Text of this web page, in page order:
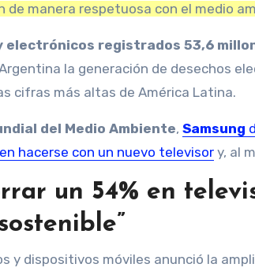
manera respetuosa con el medio
registrados 53,6
la generación de desechos
cifras más altas de América Latina.
del Medio Ambiente, Samsung
hacerse con un nuevo televisor y, al
un 54% en
y dispositivos móviles anunció la